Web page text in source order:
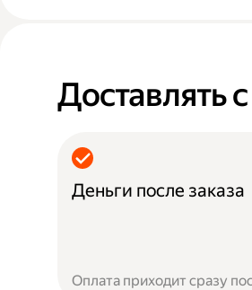
Доставлять
Деньги после заказа
Оплата приходит сразу